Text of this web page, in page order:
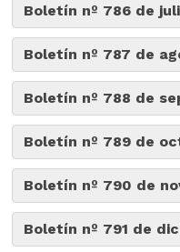
Boletín nº 786 de
Boletín nº 787 de
Boletín nº 788 de
Boletín nº 789 de
Boletín nº 790 de
Boletín nº 791 de